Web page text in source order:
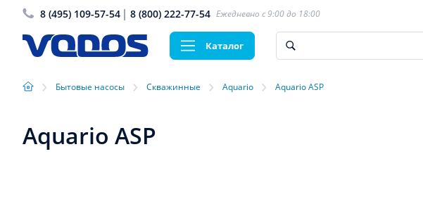
8 (495) 109-57-54 8 (800) 222-77-54 Ежедневно с 9:00 до 18:00
Каталог
› Бытовые насосы › Скважинные › Aquario › Aquario ASP
Aquario ASP